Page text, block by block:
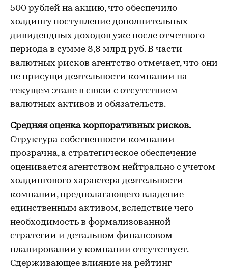
500 рублей на акцию, что обеспечило
холдингу поступление дополнительных
дивидендных доходов уже после отчетного
периода в сумме 8,8 млрд руб. В части
валютных рисков агентство отмечает, что они
не присущи деятельности компании на
текущем этапе в связи с отсутствием
валютных активов и обязательств.
Средняя оценка корпоративных рисков.
Структура собственности компании
прозрачна, а стратегическое обеспечение
оценивается агентством нейтрально с учетом
холдингового характера деятельности
компании, предполагающего владение
единственным активом, вследствие чего
необходимость в формализованной
стратегии и детальном финансовом
планировании у компании отсутствует.
Сдерживающее влияние на рейтинг